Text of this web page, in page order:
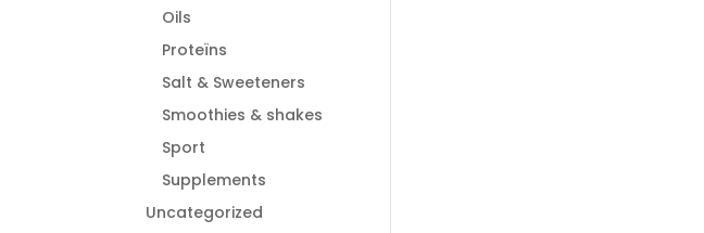
Oils
Proteïns
Salt & Sweeteners
Smoothies & shakes
Sport
Supplements
Uncategorized